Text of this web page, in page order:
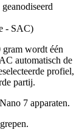
- SAC)
wordt één
automatisch de
profiel,
partij.
7 apparaten.